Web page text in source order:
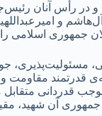
در رأس آنان
و
جمهوری اسلامی را
قدرتمند مقاومت
قدردانی
آن شهید،